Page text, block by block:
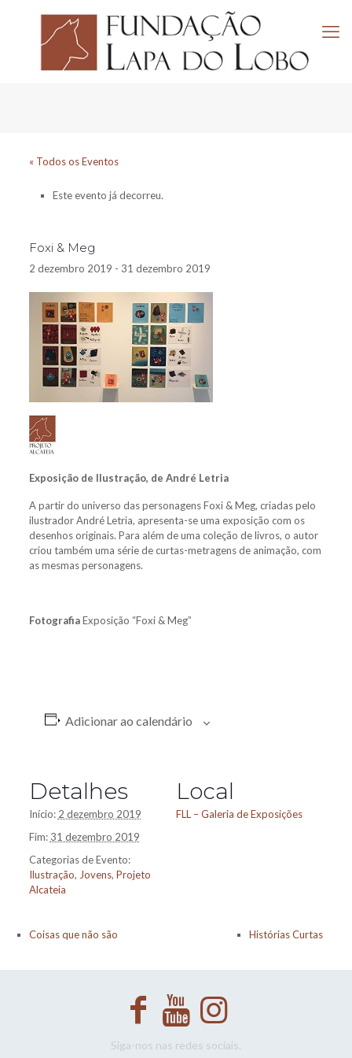
« Todos os Eventos
Este evento já decorreu.
Foxi & Meg
2 dezembro 2019 - 31 dezembro 2019
Exposição de Ilustração, de André Letria
A partir do universo das personagens Foxi & Meg, criadas pelo
ilustrador André Letria, apresenta-se uma exposição com os
desenhos originais. Para além de uma coleção de livros, o autor
criou também uma série de curtas-metragens de animação, com
as mesmas personagens.
FotografiaExposição “Foxi & Meg”
Adicionar ao calendário
Detalhes
Início: 2 dezembro 2019
Fim: 31 dezembro 2019
Categorias de Evento:
Ilustração, Jovens, Projeto
Alcateia
Local
FLL – Galeria de Exposições
Coisas que não são Histórias Curtas
Siga-nos nas redes sociais.